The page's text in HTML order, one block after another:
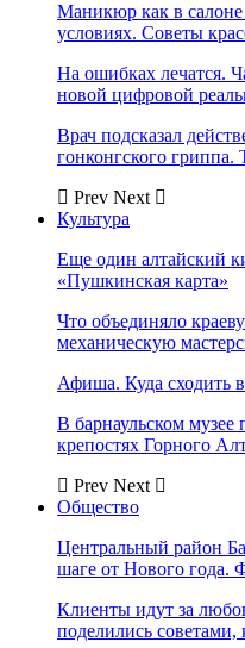
Маникюр как в
условиях. Советы
На ошибках лечатся.
новой цифровой
Врач подсказал
гонконгского
Prev Next
Культура
Еще один алтайский
«Пушкинская карта»
Что объединяло
механическую
Афиша. Куда сходить
В барнаульском музее
крепостях Горного
Prev Next
Общество
Центральный район
шаге от Нового года.
Клиенты идут за
поделились советами,